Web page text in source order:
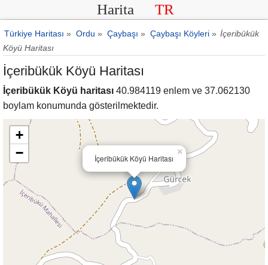
Harita TR
Türkiye Haritası » Ordu » Çaybaşı » Çaybaşı Köyleri » İçeribükük
Köyü Haritası
İçeribükük Köyü Haritası
İçeribükük Köyü haritası 40.984119 enlem ve 37.062130
boylam konumunda gösterilmektedir.
İçeribükük Köyü Haritası
×
+
−